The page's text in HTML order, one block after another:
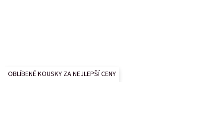
OBLÍBENÉ KOUSKY ZA NEJLEPŠÍ CENY